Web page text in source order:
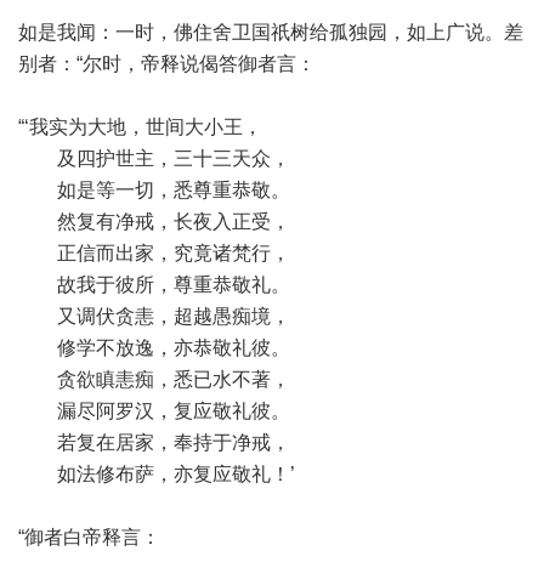
如是我闻：一时，佛住舍卫国祇树给孤独园，如上广说。差
别者：“尔时，帝释说偈答御者言：
“‘我实为大地，世间大小王，
及四护世主，三十三天众，
如是等一切，悉尊重恭敬。
然复有净戒，长夜入正受，
正信而出家，究竟诸梵行，
故我于彼所，尊重恭敬礼。
又调伏贪恚，超越愚痴境，
修学不放逸，亦恭敬礼彼。
贪欲瞋恚痴，悉已水不著，
漏尽阿罗汉，复应敬礼彼。
若复在居家，奉持于净戒，
如法修布萨，亦复应敬礼！’
“御者白帝释言：